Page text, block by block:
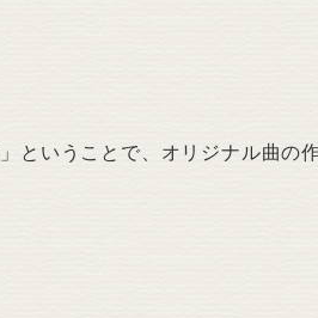
ということで、オリジナル曲の